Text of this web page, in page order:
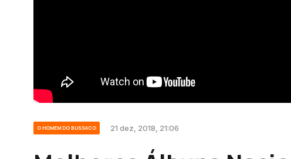
O HOMEM DO BUSSACO 21 dez, 2018, 21:06